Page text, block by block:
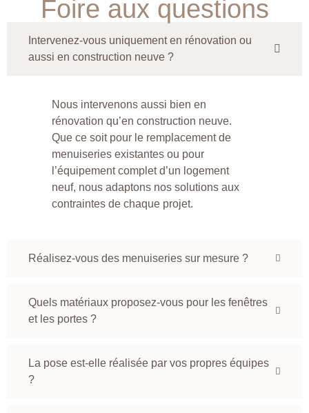
Foire aux questions
Intervenez-vous uniquement en rénovation ou
aussi en construction neuve ?
Nous intervenons aussi bien en
rénovation qu’en construction neuve.
Que ce soit pour le remplacement de
menuiseries existantes ou pour
l’équipement complet d’un logement
neuf, nous adaptons nos solutions aux
contraintes de chaque projet.
Réalisez-vous des menuiseries sur mesure ?
Quels matériaux proposez-vous pour les fenêtres
et les portes ?
La pose est-elle réalisée par vos propres équipes
?